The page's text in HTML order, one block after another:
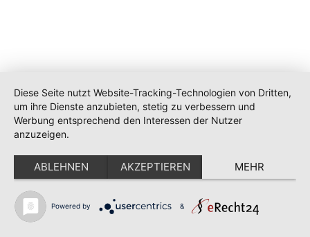
Diese Seite nutzt Website-Tracking-Technologien von Dritten,
um ihre Dienste anzubieten, stetig zu verbessern und
Werbung entsprechend den Interessen der Nutzer
anzuzeigen.
ABLEHNEN AKZEPTIEREN MEHR
Powered by &